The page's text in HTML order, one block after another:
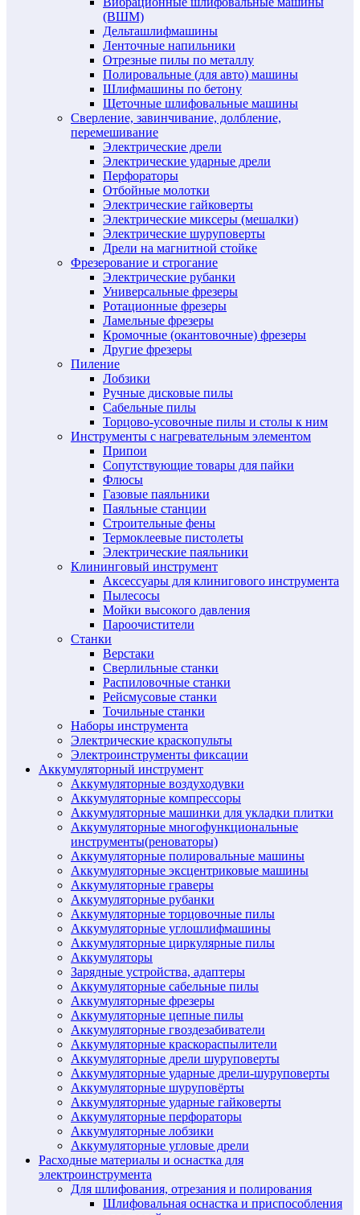
(ВШМ)
Дельташлифмашины
Ленточные напильники
Отрезные пилы по металлу
Полировальные (для авто) машины
Шлифмашины по бетону
Щеточные шлифовальные машины
Сверление, завинчивание, долбление,
перемешивание
Электрические дрели
Электрические ударные дрели
Перфораторы
Отбойные молотки
Электрические гайковерты
Электрические миксеры (мешалки)
Электрические шуруповерты
Дрели на магнитной стойке
Фрезерование и строгание
Электрические рубанки
Универсальные фрезеры
Ротационные фрезеры
Ламельные фрезеры
Кромочные (окантовочные) фрезеры
Другие фрезеры
Пиление
Лобзики
Ручные дисковые пилы
Сабельные пилы
Торцово-усовочные пилы и столы к ним
Инструменты с нагревательным элементом
Припои
Сопутствующие товары для пайки
Флюсы
Газовые паяльники
Паяльные станции
Строительные фены
Термоклеевые пистолеты
Электрические паяльники
Клининговый инструмент
Аксессуары для клинигового инструмента
Пылесосы
Мойки высокого давления
Пароочистители
Станки
Верстаки
Сверлильные станки
Распиловочные станки
Рейсмусовые станки
Точильные станки
Наборы инструмента
Электрические краскопульты
Электроинструменты фиксации
Аккумуляторный инструмент
Аккумуляторные воздуходувки
Аккумуляторные компрессоры
Аккумуляторные машинки для укладки плитки
Аккумуляторные многофункциональные
инструменты(реноваторы)
Аккумуляторные полировальные машины
Аккумуляторные эксцентриковые машины
Аккумуляторные граверы
Аккумуляторные рубанки
Аккумуляторные торцовочные пилы
Аккумуляторные углошлифмашины
Аккумуляторные циркулярные пилы
Аккумуляторы
Зарядные устройства, адаптеры
Аккумуляторные сабельные пилы
Аккумуляторные фрезеры
Аккумуляторные цепные пилы
Аккумуляторные гвоздезабиватели
Аккумуляторные краскораспылители
Аккумуляторные дрели шуруповерты
Аккумуляторные ударные дрели-шуруповерты
Аккумуляторные шуруповёрты
Аккумуляторные ударные гайковерты
Аккумуляторные перфораторы
Аккумуляторные лобзики
Аккумуляторные угловые дрели
Расходные материалы и оснастка для
электроинструмента
Для шлифования, отрезания и полирования
Шлифовальная оснастка и приспособления